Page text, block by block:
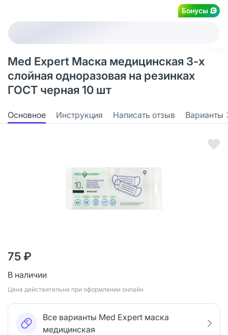
Бонусы
Med Expert Маска медицинская 3-х
слойная одноразовая на резинках
ГОСТ черная 10 шт
Основное Инструкция Написать отзыв Варианты
75 ₽
В наличии
Цена действительна при оформлении онлайн
Все варианты Med Expert маска
медицинская